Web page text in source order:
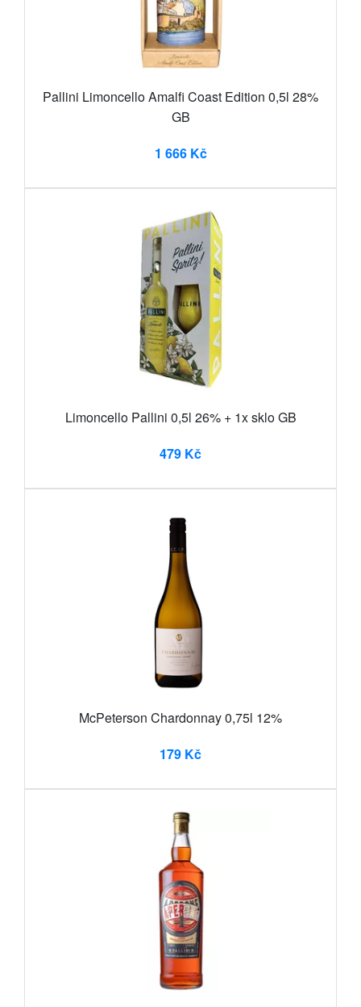
Pallini Limoncello Amalfi Coast Edition 0,5l 28%
GB
1 666 Kč
Limoncello Pallini 0,5l 26% + 1x sklo GB
479 Kč
McPeterson Chardonnay 0,75l 12%
179 Kč